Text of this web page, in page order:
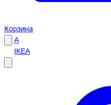
Корзина
A
IKEA